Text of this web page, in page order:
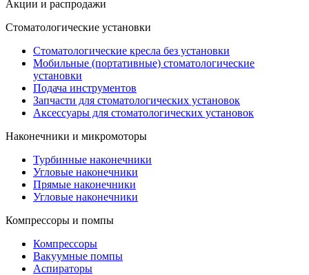
Акции и распродажи
Стоматологические установки
Стоматологические кресла без установки
Мобильные (портативные) стоматологические
установки
Подача инструментов
Запчасти для стоматологических установок
Аксессуары для стоматологических установок
Наконечники и микромоторы
Турбинные наконечники
Угловые наконечники
Прямые наконечники
Угловые наконечники
Компрессоры и помпы
Компрессоры
Вакуумные помпы
Аспираторы